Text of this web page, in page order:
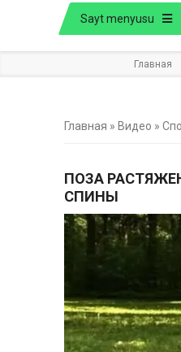
Sayt menyusu
Главная
Главная » Видео »
ПОЗА
СПИНЫ